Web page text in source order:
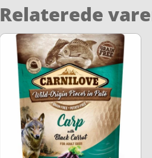
Relaterede